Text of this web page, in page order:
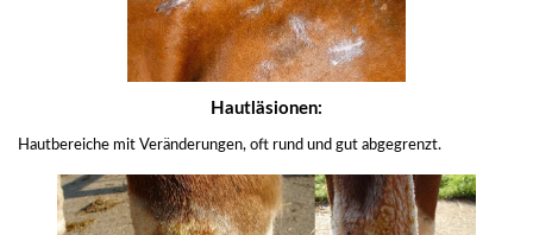
Hautläsionen:
Hautbereiche mit Veränderungen, oft rund und gut abgegrenzt.